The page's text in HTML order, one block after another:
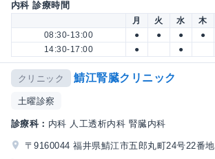
内科 診療時間
月 火 水 木
08:30-13:00
● ● ● ●
14:30-17:00
● ●
クリニック 鯖江腎臓クリニック
土曜診察
診療科： 内科 人工透析内科 腎臓内科
〒9160044 福井県鯖江市五郎丸町24号22番地